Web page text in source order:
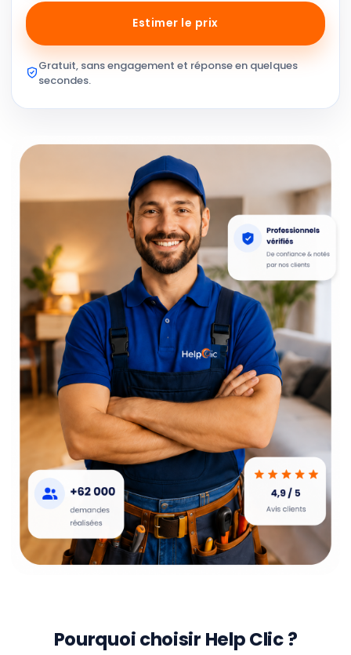
Estimer le prix
Gratuit, sans engagement et réponse en quelques
secondes.
Pourquoi choisir Help Clic ?